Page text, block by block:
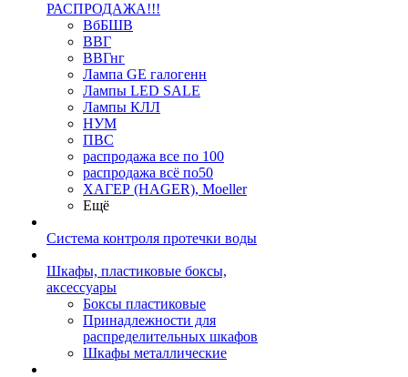
РАСПРОДАЖА!!!
ВбБШВ
ВВГ
ВВГнг
Лампа GE галогенн
Лампы LED SALE
Лампы КЛЛ
НУМ
ПВС
распродажа все по 100
распродажа всё по50
ХАГЕР (HAGER), Moeller
Ещё
Система контроля протечки воды
Шкафы, пластиковые боксы,
аксессуары
Боксы пластиковые
Принадлежности для
распределительных шкафов
Шкафы металлические